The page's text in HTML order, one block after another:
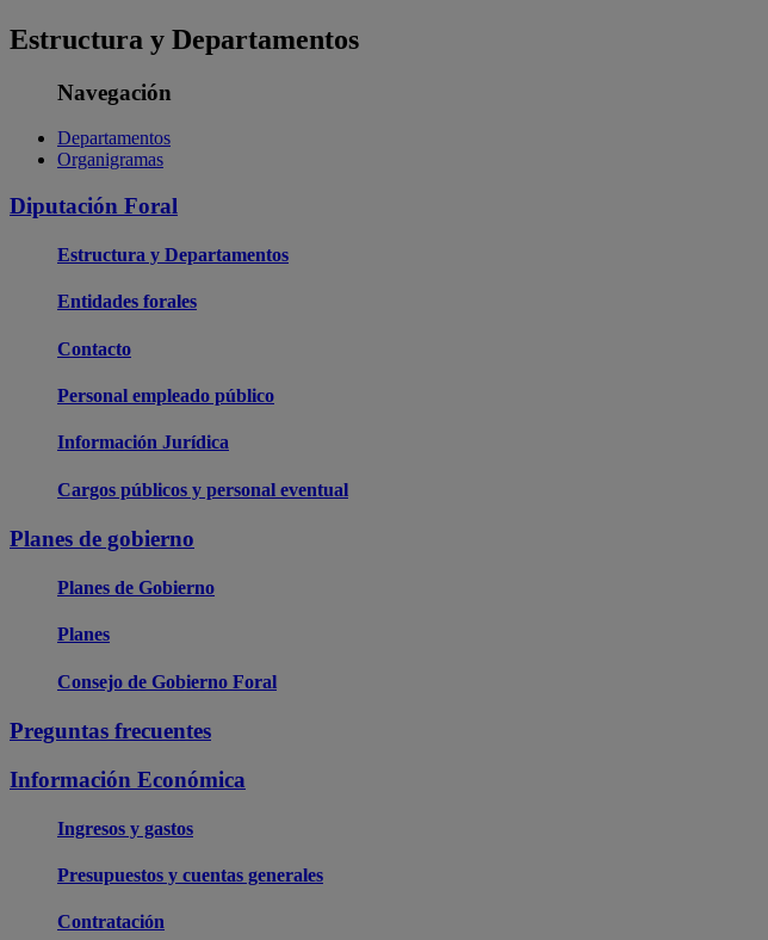
Estructura y Departamentos
Navegación
Departamentos
Organigramas
Diputación Foral
Estructura y Departamentos
Entidades forales
Contacto
Personal empleado público
Información Jurídica
Cargos públicos y personal eventual
Planes de gobierno
Planes de Gobierno
Planes
Consejo de Gobierno Foral
Preguntas frecuentes
Información Económica
Ingresos y gastos
Presupuestos y cuentas generales
Contratación